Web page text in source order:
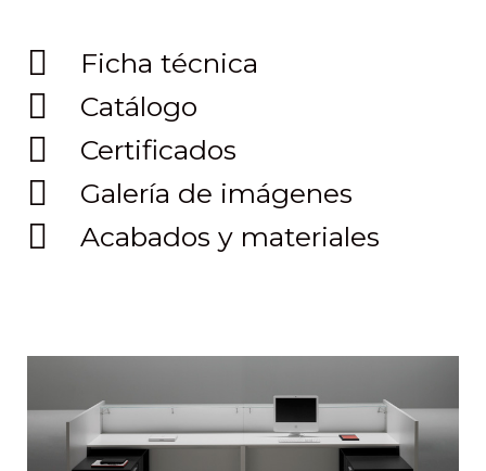
Ficha técnica
Catálogo
Certificados
Galería de imágenes
Acabados y materiales